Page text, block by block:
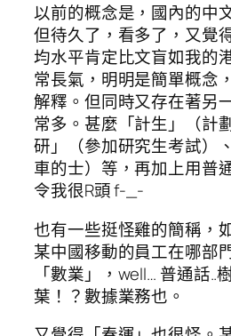
以前的概念是，國內的中
但待久了，看多了，又覺
均水平肯定比文盲如我的
常長氣，明明是簡單概念
解釋。但同時又存在著另
常多。甚麼「計生」（計
研」（參加研究生考試）
車的士）等，再加上用普
令我很R頭 f-_-
也有一些挺怪雞的簡稱，
某中國移動的員工在哪部
「數業」，well… 普通話..
葉！？數據業務也。